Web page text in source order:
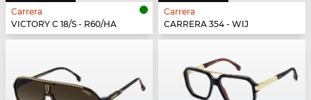
Carrera
VICTORY C 18/S - R60/HA
Carrera
CARRERA 354 - WIJ